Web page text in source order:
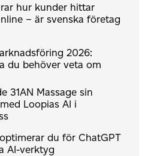
hur kunder hittar
– är svenska företag
2026:
du behöver veta om
31AN Massage sin
Loopias AI i
du för ChatGPT
AI-verktyg